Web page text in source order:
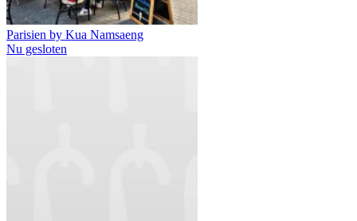
Parisien by Kua Namsaeng
Nu gesloten